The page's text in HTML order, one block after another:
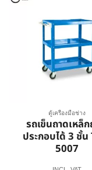
ตู้เครื่องมือช่าง
รถเข็นถาดเหล็
ประกอบได้ 3 ชั้น
5007